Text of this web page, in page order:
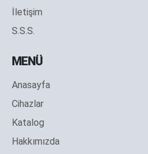
İletişim
S.S.S.
MENÜ
Anasayfa
Cihazlar
Katalog
Hakkımızda